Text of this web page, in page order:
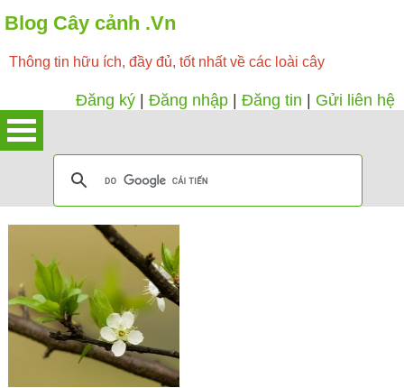
Blog Cây cảnh .Vn
Thông tin hữu ích, đầy đủ, tốt nhất về các loài cây
Đăng ký Đăng nhập Đăng tin Gửi liên hệ